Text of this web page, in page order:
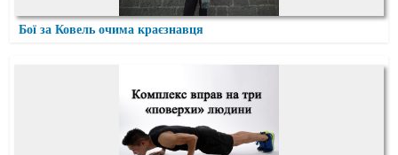
Бої за Ковель очима краєзнавця